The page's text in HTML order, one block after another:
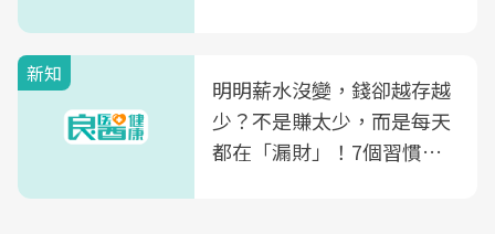
新知
明明薪水沒變，錢卻越存越
少？不是賺太少，而是每天
都在「漏財」！7個習慣一